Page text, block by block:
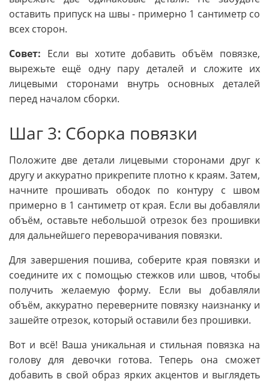
оставить припуск на швы - примерно 1 сантиметр со
всех сторон.
Совет: Если вы хотите добавить объём повязке,
вырежьте ещё одну пару деталей и сложите их
лицевыми сторонами внутрь основных деталей
перед началом сборки.
Шаг 3: Сборка повязки
Положите две детали лицевыми сторонами друг к
другу и аккуратно прикрепите плотно к краям. Затем,
начните прошивать ободок по контуру с швом
примерно в 1 сантиметр от края. Если вы добавляли
объём, оставьте небольшой отрезок без прошивки
для дальнейшего переворачивания повязки.
Для завершения пошива, соберите края повязки и
соедините их с помощью стежков или швов, чтобы
получить желаемую форму. Если вы добавляли
объём, аккуратно переверните повязку наизнанку и
зашейте отрезок, который оставили без прошивки.
Вот и всё! Ваша уникальная и стильная повязка на
голову для девочки готова. Теперь она сможет
добавить в свой образ ярких акцентов и выглядеть